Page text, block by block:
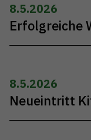
8.5.2026
Erfolgreiche
8.5.2026
Neueintritt